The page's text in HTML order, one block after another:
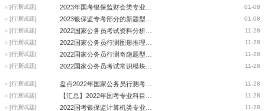
01-08
[行测试题]
01-08
[行测试题]
11-28
[行测试题]
11-28
[行测试题]
11-28
[行测试题]
11-28
[行测试题]
11-28
[行测试题]
11-28
[行测试题]
11-28
[行测试题]